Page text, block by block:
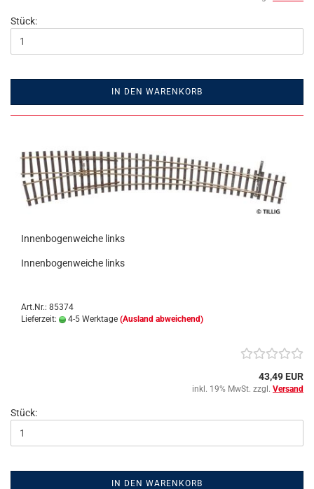
Stück:
IN DEN WARENKORB
Innenbogenweiche links
Innenbogenweiche links
Art.Nr.: 85374
Lieferzeit:
4-5 Werktage (Ausland abweichend)
43,49 EUR
inkl. 19% MwSt. zzgl. Versand
Stück:
IN DEN WARENKORB